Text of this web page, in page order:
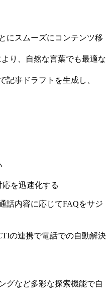
にスムーズにコンテンツ移
り、自然な言葉でも最適な
記事ドラフトを生成し、
話内容に応じてFAQをサジ
の連携で電話での自動解決
グなど多彩な探索機能で自